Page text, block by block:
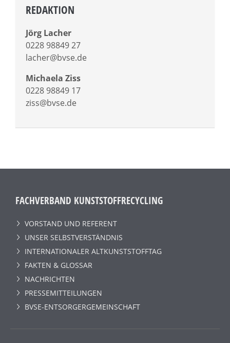
REDAKTION
Jörg Lacher
0228 98849 27
lacher@bvse.de
Michaela Ziss
0228 98849 17
ziss@bvse.de
FACHVERBAND KUNSTSTOFFRECYCLING
VORSTAND UND REFERENT
UNSER SELBSTVERSTÄNDNIS
INTERNATIONALER ALTKUNSTSTOFFTAG
FAKTEN & GLOSSAR
NACHRICHTEN
PRESSEMITTEILUNGEN
BVSE-ENTSORGERGEMEINSCHAFT